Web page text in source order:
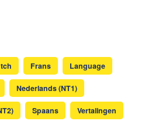
Frans Language
Nederlands (NT1)
Spaans Vertalingen